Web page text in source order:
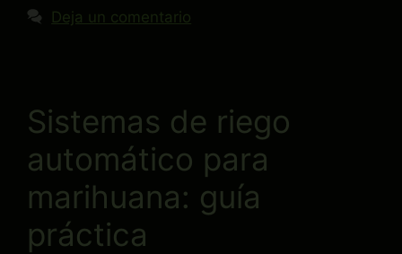
Deja un comentario
Sistemas de riego
automático para
marihuana: guía
práctica